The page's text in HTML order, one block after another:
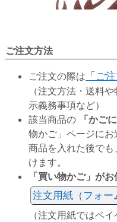
ご注文方法
ご注文の際は 「ご
（注文方法・送料
示義務事項など）
該当商品の
「かご
物かご」ページに
商品を入れた後で
けます。
「買い物かご」が
注文用紙（フォー
（注文用紙ではペ